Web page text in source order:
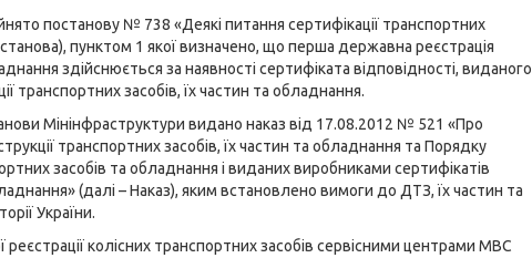
постанову № 738 «Деякі питання сертифікації транспортних
пунктом 1 якої визначено, що перша державна реєстрація
здійснюється за наявності сертифіката відповідності, виданого
транспортних засобів, їх частин та обладнання.
Мінінфраструктури видано наказ від 17.08.2012 № 521 «Про
транспортних засобів, їх частин та обладнання та Порядку
засобів та обладнання і виданих виробниками сертифікатів
(далі – Наказ), яким встановлено вимоги до ДТЗ, їх частин та
України.
колісних транспортних засобів сервісними центрами МВС